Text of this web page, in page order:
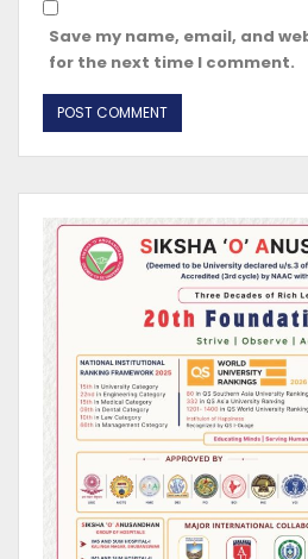
Save my name, email, and
for the next time I comment.